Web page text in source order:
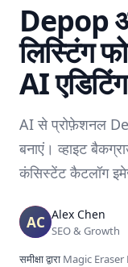
Depop
लिस्टिंग
AI एडिटिंग
AI से प्रोफ़ेशनल
बनाएं। व्हाइट
कंसिस्टेंट कैटलॉग
Alex Chen
SEO & Growth
समीक्षा द्वारा Magic